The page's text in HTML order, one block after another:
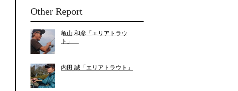
Other Report
亀山 和彦「エリアトラウ
ト」
内田 誠「エリアトラウト」